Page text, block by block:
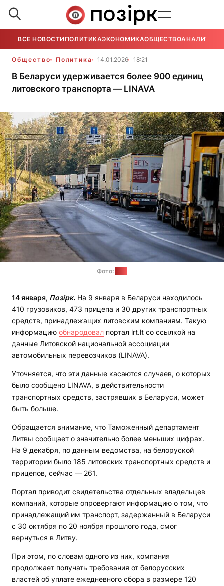
ВСЕ НОВОСТИ ПОЛИТИКАЭКОНОМИКАОБЩЕСТВОАНАЛИТИКА
Общество Политика 14.01.2026 18:21
В Беларуси удерживается более 900 единиц
литовского транспорта — LINAVA
Фото:
14 января, Позірк. На 9 января в Беларуси находилось
410 грузовиков, 473 прицепа и 30 других транспортных
средств, принадлежащих литовским компаниям. Такую
информацию обнародовал портал lrt.lt со ссылкой на
данные Литовской национальной ассоциации
автомобильных перевозчиков (LINAVA).
Уточняется, что эти данные касаются случаев, о которых
было сообщено LINAVA, в действительности
транспортных средств, застрявших в Беларуси, может
быть больше.
Обращается внимание, что Таможенный департамент
Литвы сообщает о значительно более меньших цифрах.
На 9 декабря, по данным ведомства, на белоруской
территории было 185 литовских транспортных средств и
прицепов, сейчас — 261.
Портал приводит свидетельства отдельных владельцев
компаний, которые опровергают информацию о том, что
принадлежащий им транспорт, задержанный в Беларуси
с 30 октября по 20 ноября прошлого года, смог
вернуться в Литву.
При этом, по словам одного из них, компания
продолжает получать требования от белорусских
властей об уплате ежедневного сбора в размере 120